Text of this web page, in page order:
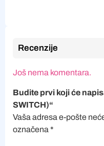
Recenzije
Još nema komentara.
Budite prvi koji će
SWITCH)“
Vaša adresa e-pošte
označena *